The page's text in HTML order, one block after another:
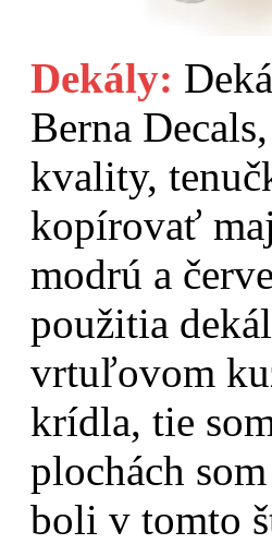
Dekály:
Berna
kvality,
kopírovať
modrú a
použitia
vrtuľovom
krídla, tie
plochách
boli v tomto